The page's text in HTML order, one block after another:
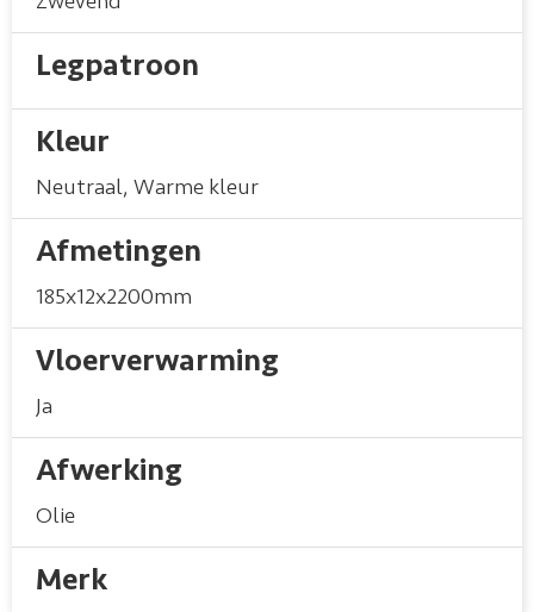
Legpatroon
Kleur
Neutraal, Warme kleur
Afmetingen
185x12x2200mm
Vloerverwarming
Ja
Afwerking
Olie
Merk